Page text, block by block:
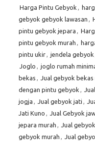
Harga Pintu Gebyok ,
gebyok gebyok lawasan ,
pintu gebyok jepara ,
pintu gebyok murah ,
pintu ukir, jendela gebyok
Joglo , joglo rumah
bekas , Jual gebyok bekas
dengan pintu gebyok ,
jogja , Jual gebyok jati ,
Jati Kuno , Jual Gebyok
jepara murah , Jual
gebyok murah , Jual